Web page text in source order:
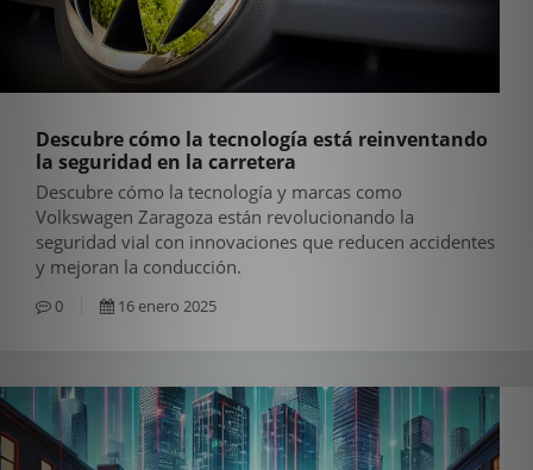
Descubre cómo la tecnología está reinventando
la seguridad en la carretera
Descubre cómo la tecnología y marcas como
Volkswagen Zaragoza están revolucionando la
seguridad vial con innovaciones que reducen accidentes
y mejoran la conducción.
0 16 enero 2025